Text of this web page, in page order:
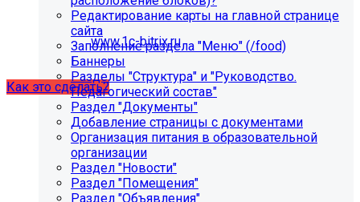
некорректно отображаться срок действия лицензии.
Убедитесь, что в настройках «Главного модуля»
указан адрес:www.1c-bitrix.ru.
Затем запустите обновление через «Систему
обновлений».
Как это сделать?
Редактирование карты на главной странице
сайта
Заполнение раздела "Меню" (/food)
Баннеры
Разделы "Структура" и "Руководство.
Педагогический состав"
Раздел "Документы"
Добавление страницы с документами
Организация питания в образовательной
организации
Раздел "Новости"
Раздел "Помещения"
Раздел "Объявления"